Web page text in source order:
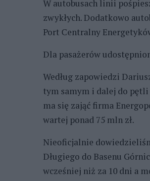
W autobusach linii
zwykłych. Dodatkowo
Port Centralny
Dla pasażerów
Według zapowiedzi
tym samym i dalej do
ma się zająć firma
wartej ponad 75 mln zł.
Nieoficjalnie
Długiego do Basenu
wcześniej niż za 10 dni a